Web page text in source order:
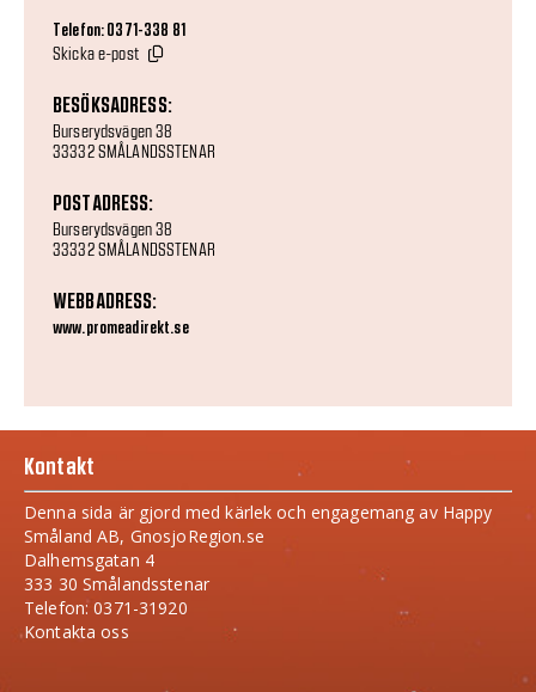
Telefon: 0371-338 81
Skicka e-post
BESÖKSADRESS:
Burserydsvägen 38
33332 SMÅLANDSSTENAR
POSTADRESS:
Burserydsvägen 38
33332 SMÅLANDSSTENAR
WEBBADRESS:
www.promeadirekt.se
Kontakt
Denna sida är gjord med kärlek och engagemang av Happy
Småland AB, GnosjoRegion.se
Dalhemsgatan 4
333 30 Smålandsstenar
Telefon: 0371-31920
Kontakta oss